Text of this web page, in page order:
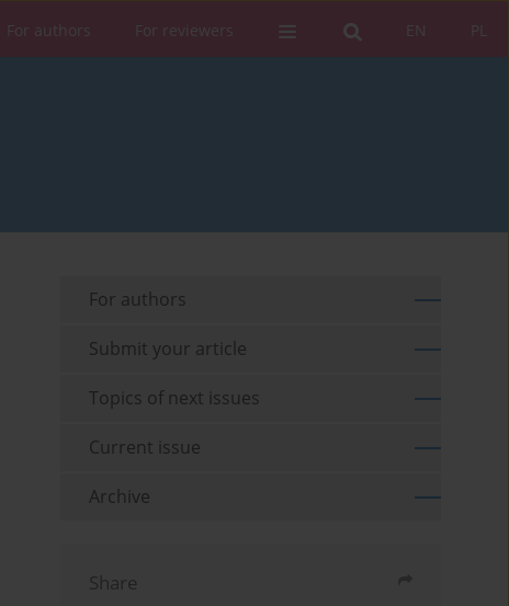
PL
EN
For authors For reviewers
For authors
Submit your article
Topics of next issues
Current issue
Archive
Share